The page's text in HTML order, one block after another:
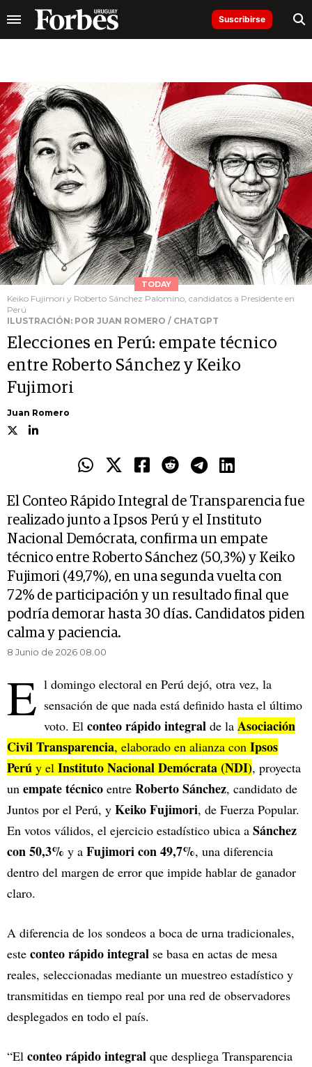
Suscribirse
TODAY
Keiko Fujimori y Roberto Sánchez Palomino, candidatos a Presidente en
Perú
ILUSTRACIÓN: POR JUAN ROMERO / CHATGPT
Elecciones en Perú: empate técnico
entre Roberto Sánchez y Keiko
Fujimori
Juan Romero
El Conteo Rápido Integral de Transparencia fue
realizado junto a Ipsos Perú y el Instituto
Nacional Demócrata, confirma un empate
técnico entre Roberto Sánchez (50,3%) y Keiko
Fujimori (49,7%), en una segunda vuelta con
72% de participación y un resultado final que
podría demorar hasta 30 días. Candidatos piden
calma y paciencia.
8 Junio de 2026 08.00
E l domingo electoral en Perú dejó, otra vez, la
sensación de que nada está definido hasta el último
voto. El conteo rápido integral de la Asociación
Civil Transparencia, elaborado en alianza con Ipsos
Perú y el Instituto Nacional Demócrata (NDI), proyecta
un empate técnico entre Roberto Sánchez, candidato de
Juntos por el Perú, y Keiko Fujimori, de Fuerza Popular.
En votos válidos, el ejercicio estadístico ubica a Sánchez
con 50,3% y a Fujimori con 49,7%, una diferencia
dentro del margen de error que impide hablar de ganador
claro.
A diferencia de los sondeos a boca de urna tradicionales,
este conteo rápido integral se basa en actas de mesa
reales, seleccionadas mediante un muestreo estadístico y
transmitidas en tiempo real por una red de observadores
desplegados en todo el país.
“El conteo rápido integral que despliega Transparencia